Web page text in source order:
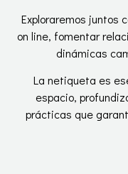
Exploraremos juntos
on line, fomentar
dinámicas
La netiqueta es
espacio,
prácticas que